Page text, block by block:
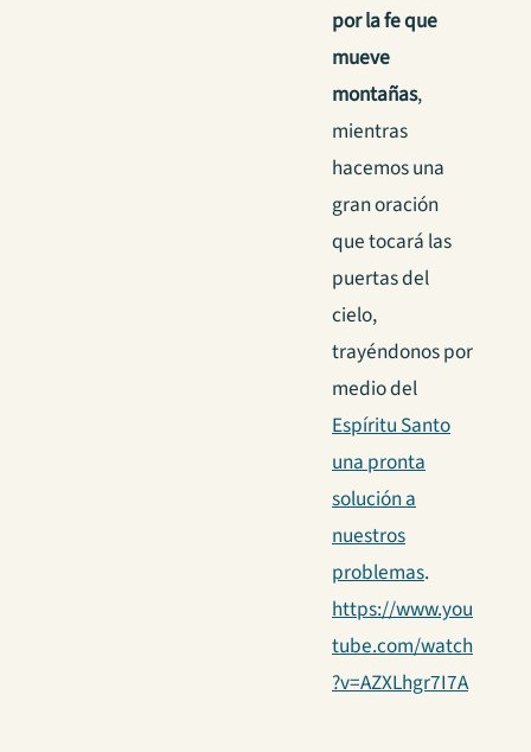
por la fe que
mueve
montañas,
mientras
hacemos una
gran oración
que tocará las
puertas del
cielo,
trayéndonos por
medio del
Espíritu Santo
una pronta
solución a
nuestros
problemas.
https://www.you
tube.com/watch
?v=AZXLhgr7I7A